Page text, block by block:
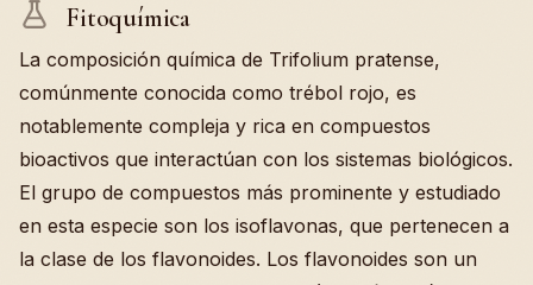
Fitoquímica
La composición química de Trifolium pratense,
comúnmente conocida como trébol rojo, es
notablemente compleja y rica en compuestos
bioactivos que interactúan con los sistemas biológicos.
El grupo de compuestos más prominente y estudiado
en esta especie son los isoflavonas, que pertenecen a
la clase de los flavonoides. Los flavonoides son un